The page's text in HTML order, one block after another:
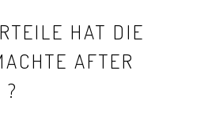
HAT DIE
AFTER
?